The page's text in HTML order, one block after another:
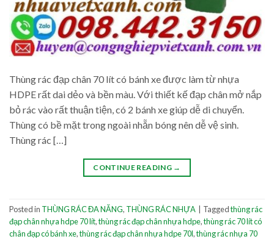
Thùng rác đạp chân 70 lít có bánh xe được làm từ nhựa
HDPE rất dai dẻo và bền màu. Với thiết kế đạp chân mở nắp
bỏ rác vào rất thuận tiện, có 2 bánh xe giúp dễ di chuyển.
Thùng có bề mặt trong ngoài nhẵn bóng nên dễ vệ sinh.
Thùng rác […]
CONTINUE READING →
Posted in THÙNG RÁC ĐA NĂNG, THÙNG RÁC NHỰA Taggedthùng rác
đạp chân nhựa hdpe 70 lít,thùng rác đạp chân nhựa hdpe,thùng rác 70 lít có
chân đạp có bánh xe,thùng rác đạp chân nhựa hdpe 70l,thùng rác nhựa 70